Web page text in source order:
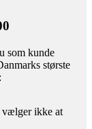
som kunde
største
vælger ikke at